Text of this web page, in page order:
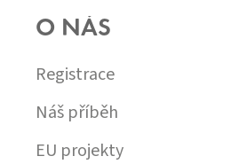
O NÁS
Registrace
Náš příběh
EU projekty